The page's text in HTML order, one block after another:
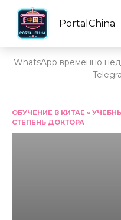
PortalChina
WhatsApp временно
содержанию
ОБУЧЕНИЕ В КИТАЕ »
СТЕПЕНЬ ДОКТОРА